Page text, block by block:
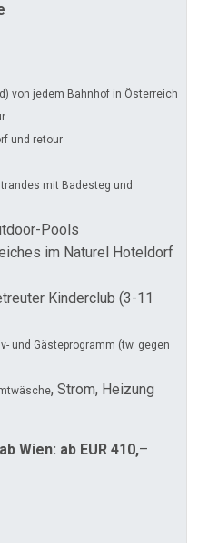
von jedem Bahnhof in Österreich
und retour
mit Badesteg und
Pools
im Naturel Hoteldorf
Kinderclub (3-11
und Gästeprogramm (tw. gegen
, Strom, Heizung
Wien: ab EUR 410,–